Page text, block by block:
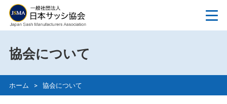
協会について
ホーム > 協会について